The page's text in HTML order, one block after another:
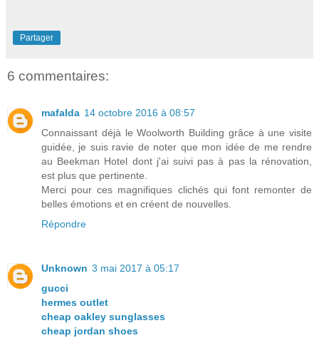
Partager
6 commentaires:
mafalda 14 octobre 2016 à 08:57
Connaissant déjà le Woolworth Building grâce à une visite
guidée, je suis ravie de noter que mon idée de me rendre
au Beekman Hotel dont j'ai suivi pas à pas la rénovation,
est plus que pertinente.
Merci pour ces magnifiques clichés qui font remonter de
belles émotions et en créent de nouvelles.
Répondre
Unknown 3 mai 2017 à 05:17
gucci
hermes outlet
cheap oakley sunglasses
cheap jordan shoes